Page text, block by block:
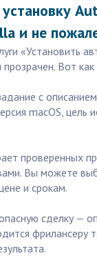
и не
«Установить
Вот
с
macOS, цель
проверенных
Вы можете
и срокам.
сделку —
фрилансеру